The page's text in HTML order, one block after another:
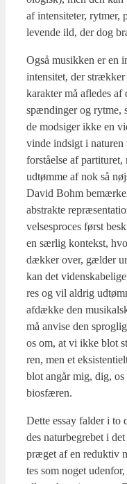
af inten­si­te­ter, ryt­mer,
leven­de ild, der dog
Også musik­ken er en
inten­si­tet, der
karak­ter må afle­des af
spæn­din­ger og ryt­me,
de mod­si­ger ikke en
vin­de ind­sigt i natu­ren
for­stå­el­se af
udtøm­me af nok så
David Bohm
abstrak­te
vel­ses­pro­ces først
en sær­lig kon­tekst,
dæk­ker over, gæl­der
kan det
res og vil aldrig
afdæk­ke den
må anvi­se den
os om, at vi ikke blot
ren, men et
blot angår mig, dig,
bios­fæ­ren.
Det­te essay fal­der i to
des natur­be­gre­bet i
præ­get af en reduk­tiv
tes som noget